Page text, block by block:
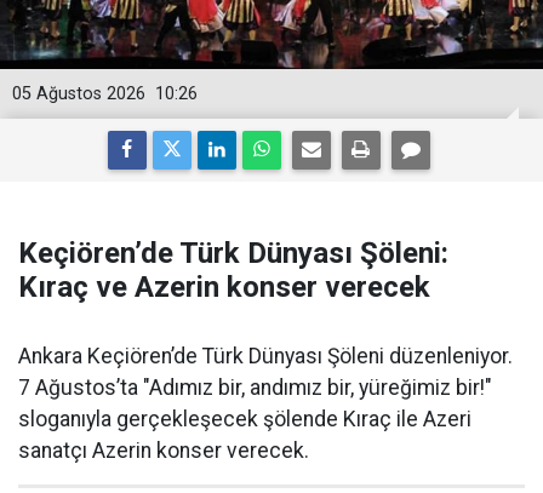
10:26
05 Ağustos 2026
Keçiören’de Türk Dünyası Şöleni:
Kıraç ve Azerin konser verecek
Ankara Keçiören’de Türk Dünyası Şöleni düzenleniyor.
7 Ağustos’ta "Adımız bir, andımız bir, yüreğimiz bir!"
sloganıyla gerçekleşecek şölende Kıraç ile Azeri
sanatçı Azerin konser verecek.